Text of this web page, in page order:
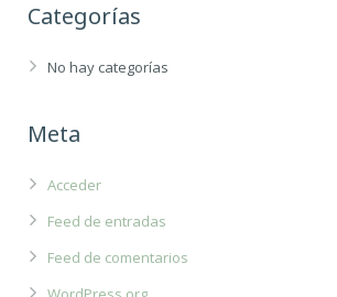
Categorías
No hay categorías
Meta
Acceder
Feed de entradas
Feed de comentarios